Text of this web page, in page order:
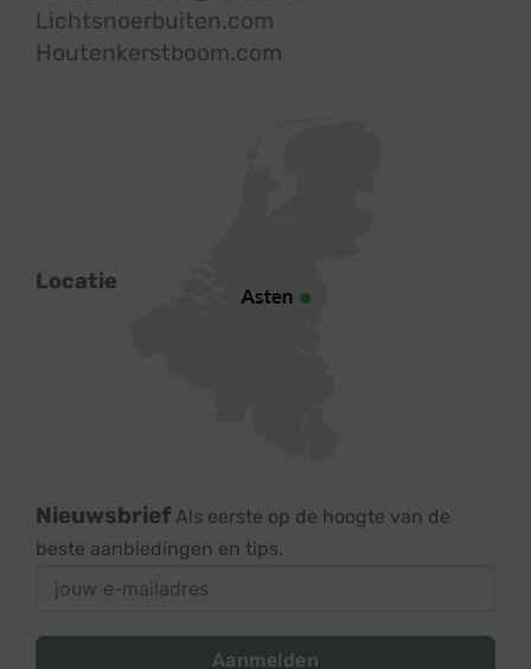
Lichtsnoerbuiten.com
Houtenkerstboom.com
Locatie
Nieuwsbrief Als eerste op de hoogte van de
beste aanbiedingen en tips.
Aanmelden